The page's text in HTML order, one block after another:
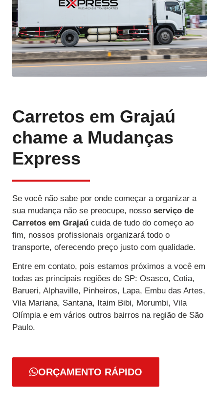
Carretos em Grajaú
chame a Mudanças
Express
Se você não sabe por onde começar a organizar a
sua mudança não se preocupe, nosso serviço de
Carretos em Grajaú cuida de tudo do começo ao
fim, nossos profissionais organizará todo o
transporte, oferecendo preço justo com qualidade.
Entre em contato, pois estamos próximos a você em
todas as principais regiões de SP: Osasco, Cotia,
Barueri, Alphaville, Pinheiros, Lapa, Embu das Artes,
Vila Mariana, Santana, Itaim Bibi, Morumbi, Vila
Olímpia e em vários outros bairros na região de São
Paulo.
ORÇAMENTO RÁPIDO